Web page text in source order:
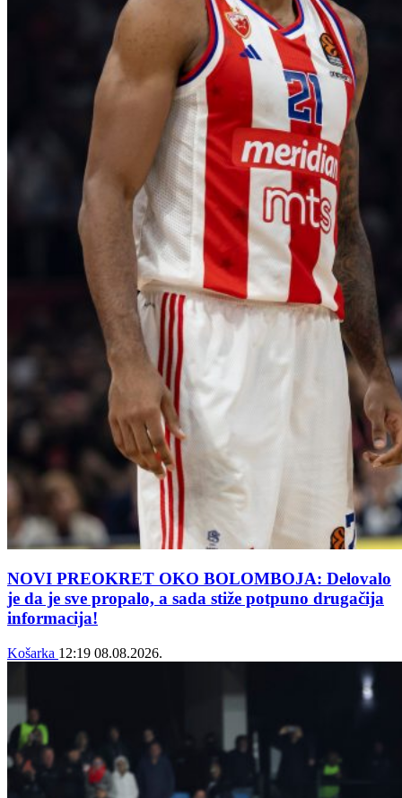
NOVI PREOKRET OKO BOLOMBOJA: Delovalo
je da je sve propalo, a sada stiže potpuno drugačija
informacija!
Košarka 12:19 08.08.2026.